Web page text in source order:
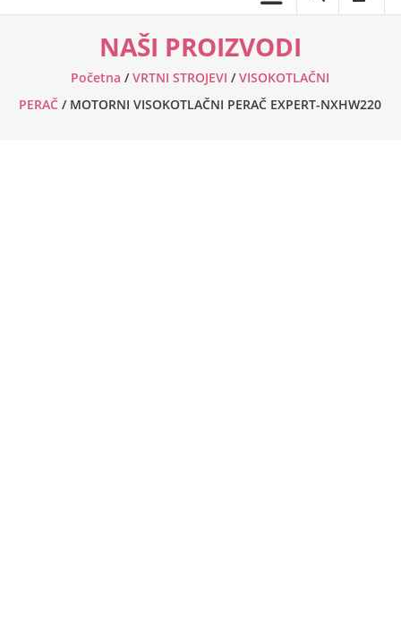
NAŠI PROIZVODI
Početna /VRTNI STROJEVI /VISOKOTLAČNI
PERAČ / MOTORNI VISOKOTLAČNI PERAČ EXPERT-NXHW220